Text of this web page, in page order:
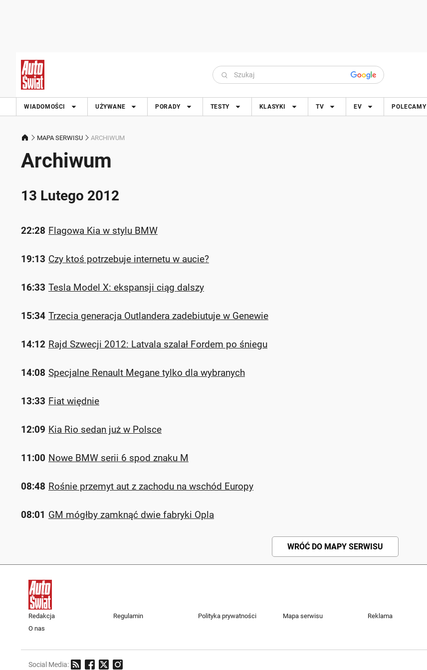
WIADOMOŚCI UŻYWANE PORADY TESTY KLASYKI TV EV POLECAMY
MAPA SERWISU ARCHIWUM
Archiwum
13 Lutego 2012
22:28 Flagowa Kia w stylu BMW
19:13 Czy ktoś potrzebuje internetu w aucie?
16:33 Tesla Model X: ekspansji ciąg dalszy
15:34 Trzecia generacja Outlandera zadebiutuje w Genewie
14:12 Rajd Szwecji 2012: Latvala szalał Fordem po śniegu
14:08 Specjalne Renault Megane tylko dla wybranych
13:33 Fiat więdnie
12:09 Kia Rio sedan już w Polsce
11:00 Nowe BMW serii 6 spod znaku M
08:48 Rośnie przemyt aut z zachodu na wschód Europy
08:01 GM mógłby zamknąć dwie fabryki Opla
WRÓĆ DO MAPY SERWISU
Redakcja Regulamin Polityka prywatności Mapa serwisu
Reklama
O nas
Social Media: